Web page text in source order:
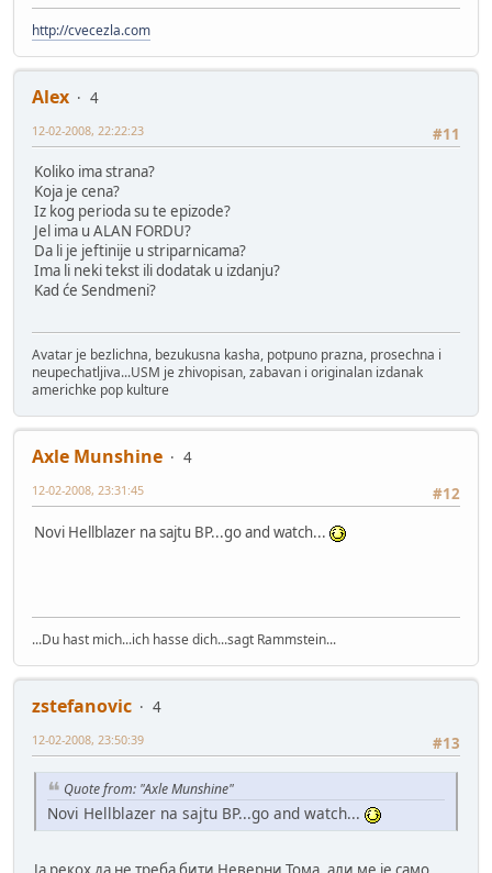
http://cvecezla.com
Alex
4
#11
12-02-2008, 22:22:23
Koliko ima strana?
Koja je cena?
Iz kog perioda su te epizode?
Jel ima u ALAN FORDU?
Da li je jeftinije u striparnicama?
Ima li neki tekst ili dodatak u izdanju?
Kad će Sendmeni?
Avatar je bezlichna, bezukusna kasha, potpuno prazna, prosechna i
neupechatljiva...USM je zhivopisan, zabavan i originalan izdanak
americhke pop kulture
Axle Munshine
4
#12
12-02-2008, 23:31:45
Novi Hellblazer na sajtu BP...go and watch...
...Du hast mich...ich hasse dich...sagt Rammstein...
zstefanovic
4
#13
12-02-2008, 23:50:39
Quote from: "Axle Munshine"
Novi Hellblazer na sajtu BP...go and watch...